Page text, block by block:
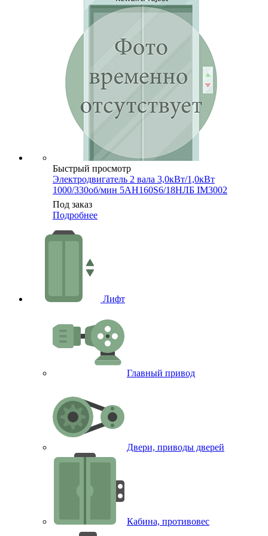
Быстрый просмотр
Электродвигатель 2 вала 3,0кВт/1,0кВт
1000/330об/мин 5АН160S6/18НЛБ IM3002
Под заказ
Подробнее
Лифт
Главный привод
Двери, приводы дверей
Кабина, противовес